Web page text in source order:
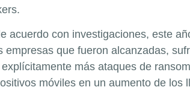
acuerdo con investigaciones, este
empresas que fueron alcanzadas,
más ataques de
móviles en un aumento de los